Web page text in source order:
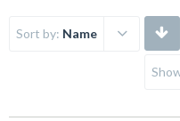
Sort by: Name